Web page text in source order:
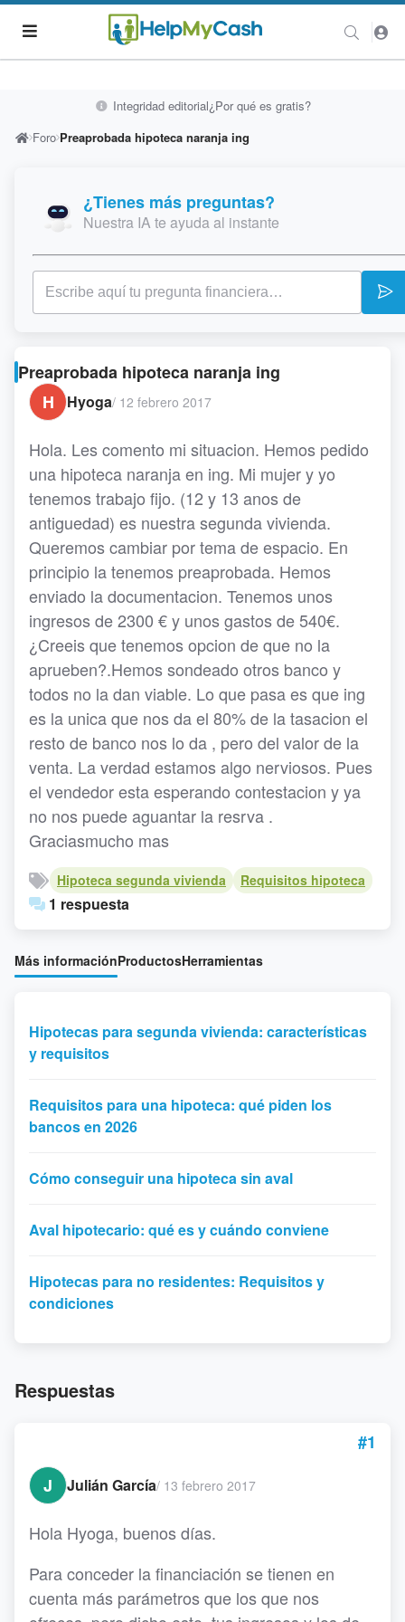
Integridad editorial¿Por qué es gratis?
Foro Preaprobada hipoteca naranja ing
¿Tienes más preguntas?
Nuestra IA te ayuda al instante
Preaprobada hipoteca naranja ing
H
Hyoga/ 12 febrero 2017
Hola. Les comento mi situacion. Hemos pedido
una hipoteca naranja en ing. Mi mujer y yo
tenemos trabajo fijo. (12 y 13 anos de
antiguedad) es nuestra segunda vivienda.
Queremos cambiar por tema de espacio. En
principio la tenemos preaprobada. Hemos
enviado la documentacion. Tenemos unos
ingresos de 2300 € y unos gastos de 540€.
¿Creeis que tenemos opcion de que no la
aprueben?.Hemos sondeado otros banco y
todos no la dan viable. Lo que pasa es que ing
es la unica que nos da el 80% de la tasacion el
resto de banco nos lo da , pero del valor de la
venta. La verdad estamos algo nerviosos. Pues
el vendedor esta esperando contestacion y ya
no nos puede aguantar la resrva .
Graciasmucho mas
Hipoteca segunda vivienda Requisitos hipoteca
1 respuesta
Más informaciónProductosHerramientas
Hipotecas para segunda vivienda: características
y requisitos
Requisitos para una hipoteca: qué piden los
bancos en 2026
Cómo conseguir una hipoteca sin aval
Aval hipotecario: qué es y cuándo conviene
Hipotecas para no residentes: Requisitos y
condiciones
Respuestas
#1
J
Julián García/ 13 febrero 2017
Hola Hyoga, buenos días.
Para conceder la financiación se tienen en
cuenta más parámetros que los que nos